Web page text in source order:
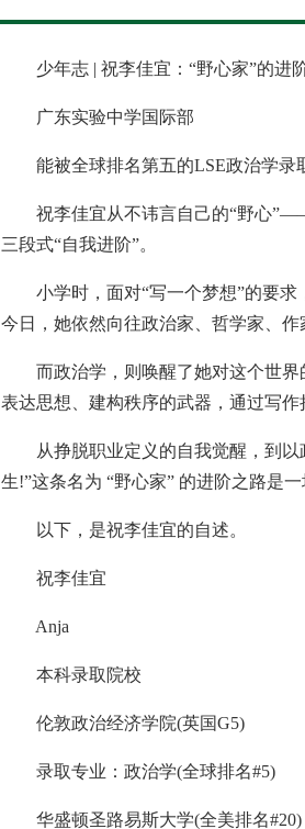
少年志 | 祝李佳宜：“野心家”的进
广东实验中学国际部
能被全球排名第五的LSE政治学录
祝李佳宜从不讳言自己的“野心”——
三段式“自我进阶”。
小学时，面对“写一个梦想”的要求
今日，她依然向往政治家、哲学家、
而政治学，则唤醒了她对这个世界
表达思想、建构秩序的武器，通过写
从挣脱职业定义的自我觉醒，到以
生!”这条名为 “野心家” 的进阶之路是
以下，是祝李佳宜的自述。
祝李佳宜
Anja
本科录取院校
伦敦政治经济学院(英国G5)
录取专业：政治学(全球排名#5)
华盛顿圣路易斯大学(全美排名#20)